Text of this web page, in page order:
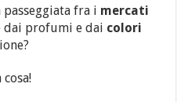
fra i mercati
dai profumi e dai colori